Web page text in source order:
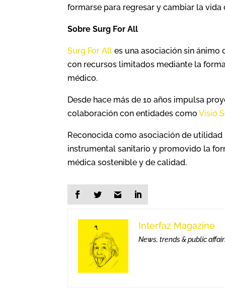
formarse para regresar y cambiar la vida
Sobre Surg For All
Surg For All es una asociación sin
con recursos limitados mediante la
médico.
Desde hace más de 10 años impulsa
colaboración con entidades comoVisió
Reconocida como asociación de
instrumental sanitario y promovido la
médica sostenible y de calidad.
Interfaz Magazine
News, trends & public